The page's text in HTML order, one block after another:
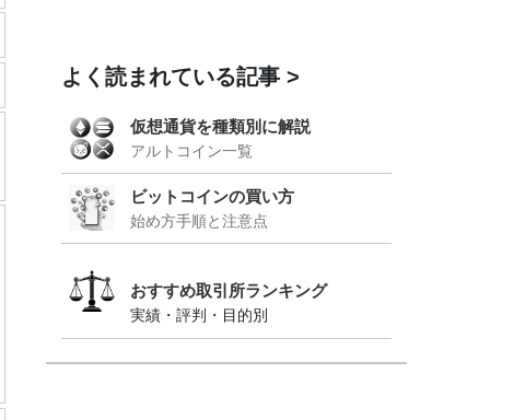
よく読まれている記事
仮想通貨を種類別に解説
アルトコイン一覧
ビットコインの買い方
始め方手順と注意点
おすすめ取引所ランキング
実績・評判・目的別